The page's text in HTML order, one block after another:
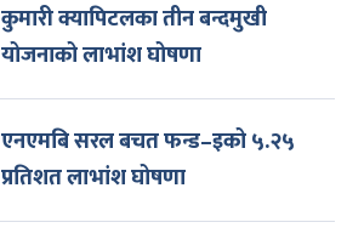
कुमारी क्यापिटलका तीन बन्दमुखी
योजनाको लाभांश घोषणा
एनएमबि सरल बचत फन्ड–इको ५.२५
प्रतिशत लाभांश घोषणा